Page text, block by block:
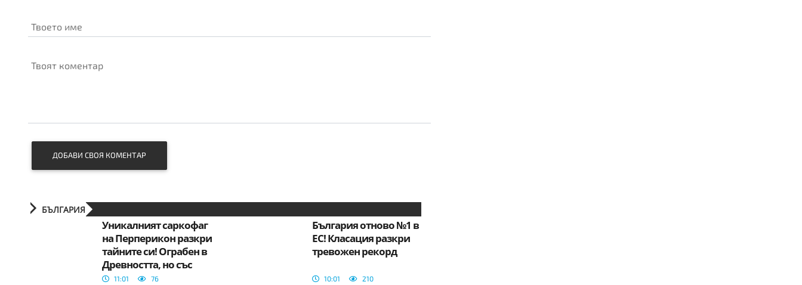
Твоето име
Твоят коментар
ДОБАВИ СВОЯ КОМЕНТАР
БЪЛГАРИЯ
Уникалният саркофаг
на Перперикон разкри
тайните си! Ограбен в
Древността, но със
сакрално значение
11:01 76
България отново №1 в
ЕС! Класация разкри
тревожен рекорд
10:01 210